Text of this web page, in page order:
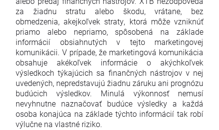
za žiadnu stratu alebo škodu, vrátane, bez
obmedzenia, akejkoľvek straty, ktorá môže vzniknúť
priamo alebo nepriamo, spôsobená na základe
informácií obsiahnutých v tejto marketingovej
komunikácii. V prípade, že marketingová komunikácia
obsahuje akékoľvek informácie o akýchkoľvek
výsledkoch týkajúcich sa finančných nástrojov v nej
uvedených, nepredstavujú žiadnu záruku ani prognózu
budúcich výsledkov. Minulá výkonnosť nemusí
nevyhnutne naznačovať budúce výsledky a každá
osoba konajúca na základe týchto informácií tak robí
výlučne na vlastné riziko.